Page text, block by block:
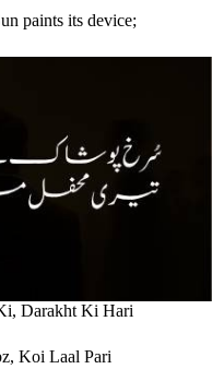
paints its device;
Darakht Ki Hari
Koi Laal Pari